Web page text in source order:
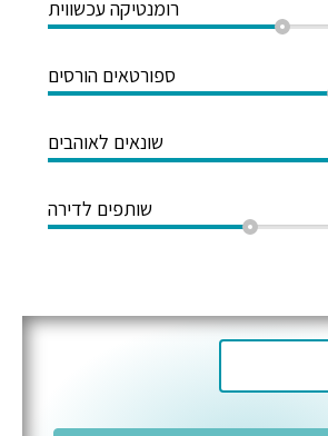
רומנטיקה עכשווית
ספורטאים הורסים
שונאים לאוהבים
שותפים לדירה